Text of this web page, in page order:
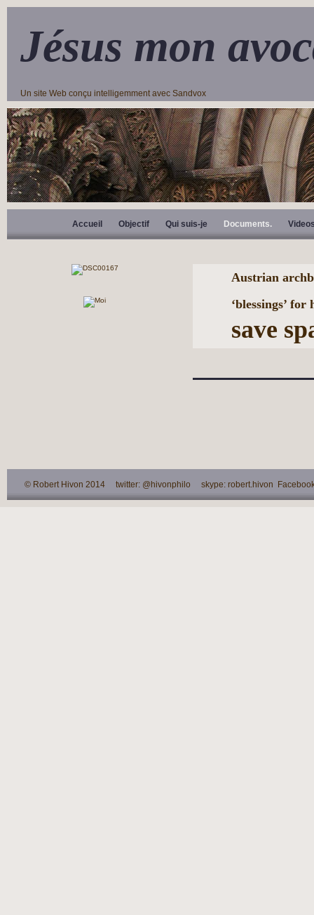
Jésus mon
Un site Web conçu intelligemment avec Sandvox
Accueil Objectif Qui suis-je Documents.
Austrian
‘blessings’
save
© Robert Hivon 2014 twitter: @hivonphilo skype: robert.hivon